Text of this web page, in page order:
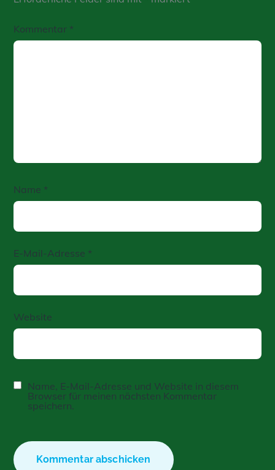
Kommentar *
Name *
E-Mail-Adresse *
Website
Name, E-Mail-Adresse und Website in diesem
Browser für meinen nächsten Kommentar
speichern.